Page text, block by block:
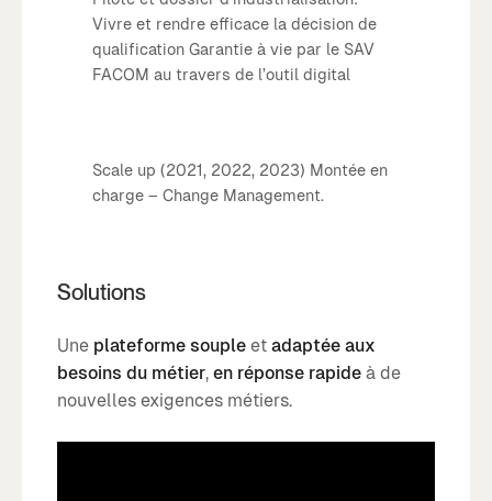
Vivre et rendre efficace la décision de
qualification Garantie à vie par le SAV
FACOM au travers de l’outil digital
Scale up (2021, 2022, 2023) Montée en
charge – Change Management.
Solutions
Une plateforme souple et adaptée aux
besoins du métier, en réponse rapide à de
nouvelles exigences métiers.